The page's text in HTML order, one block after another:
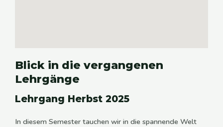
Blick in die vergangenen
Lehrgänge
Lehrgang Herbst 2025
In diesem Semester tauchen wir in die spannende Welt